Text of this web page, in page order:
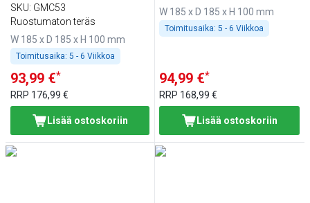
SKU: GMC53
Ruostumaton teräs
W 185 x D 185 x H 100 mm
Toimitusaika: 5 - 6 Viikkoa
93,99 €*
RRP 176,99 €
Lisää ostoskoriin
W 185 x D 185 x H 100 mm
Toimitusaika: 5 - 6 Viikkoa
94,99 €*
RRP 168,99 €
Lisää ostoskoriin